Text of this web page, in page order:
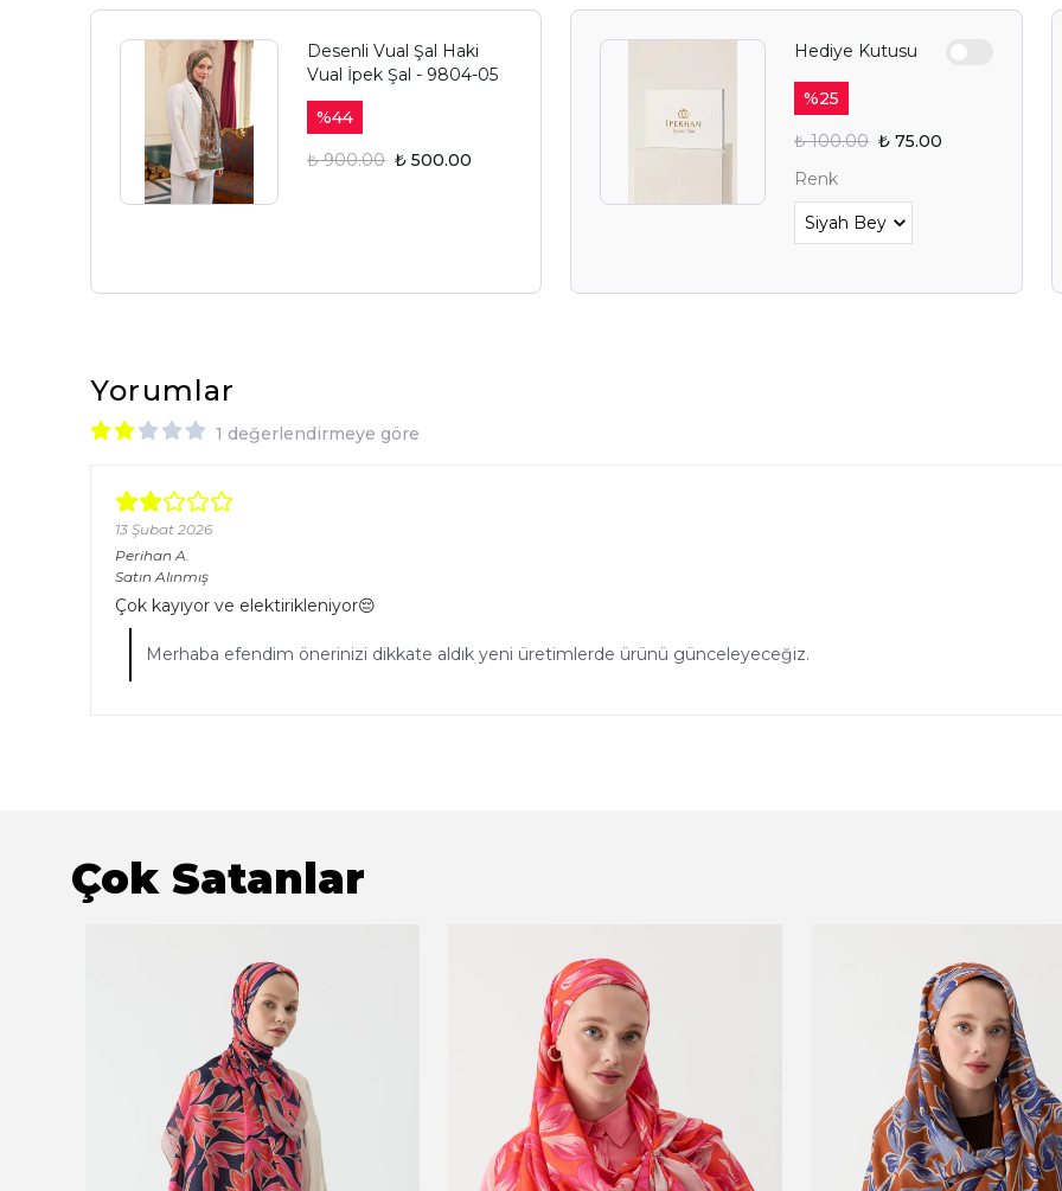
Desenli Vual Şal Haki
Vual İpek Şal - 9804-05
%44
₺ 900.00 ₺ 500.00
Hediye Kutusu
%25
₺ 100.00 ₺ 75.00
Renk
Yorumlar
1 değerlendirmeye göre
13 Şubat 2026
Perihan A.
Satın Alınmış
Çok kayıyor ve elektirikleniyor😔
Merhaba efendim önerinizi dikkate aldık yeni üretimlerde ürünü günceleyeceğiz.
Çok Satanlar
YAZ